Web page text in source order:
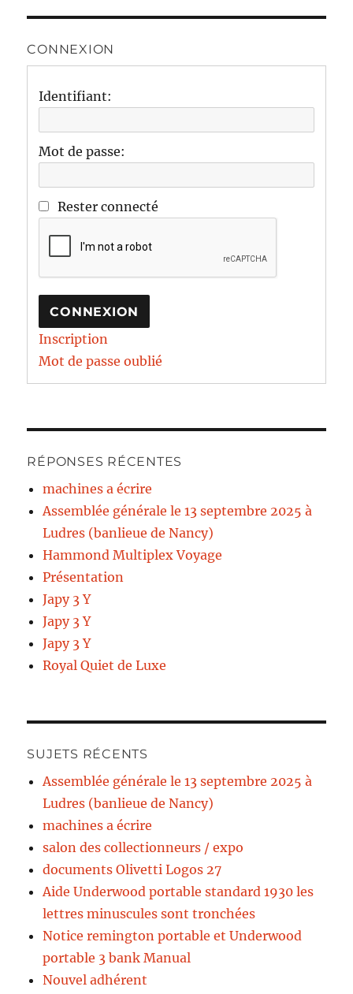
CONNEXION
Identifiant:
Mot de passe:
Rester connecté
CONNEXION
Inscription
Mot de passe oublié
RÉPONSES RÉCENTES
machines a écrire
Assemblée générale le 13 septembre 2025 à
Ludres (banlieue de Nancy)
Hammond Multiplex Voyage
Présentation
Japy 3 Y
Japy 3 Y
Japy 3 Y
Royal Quiet de Luxe
SUJETS RÉCENTS
Assemblée générale le 13 septembre 2025 à
Ludres (banlieue de Nancy)
machines a écrire
salon des collectionneurs / expo
documents Olivetti Logos 27
Aide Underwood portable standard 1930 les
lettres minuscules sont tronchées
Notice remington portable et Underwood
portable 3 bank Manual
Nouvel adhérent